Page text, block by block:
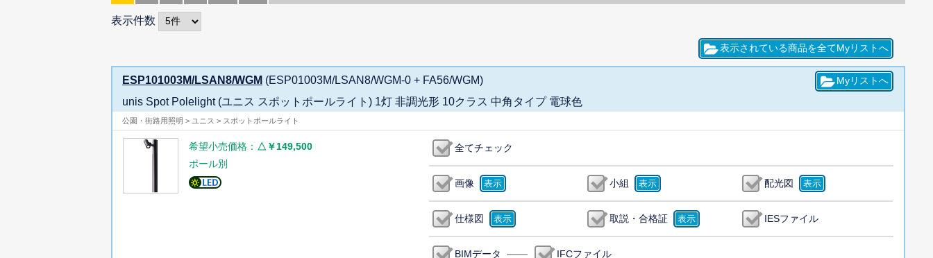
表示件数
ESP101003M/LSAN8/WGM (ESP01003M/LSAN8/WGM-0 + FA56/WGM)
unis Spot Polelight (ユニス スポットポールライト) 1灯 非調光形 10クラス 中角タイプ 電球色
公園・街路用照明 > ユニス > スポットポールライト
希望小売価格： △￥149,500
ポール別
全てチェック
画像 小組 配光図
仕様図 取説・合格証 IESファイル
BIMデータ IFCファイル